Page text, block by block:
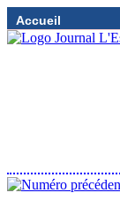
Accueil